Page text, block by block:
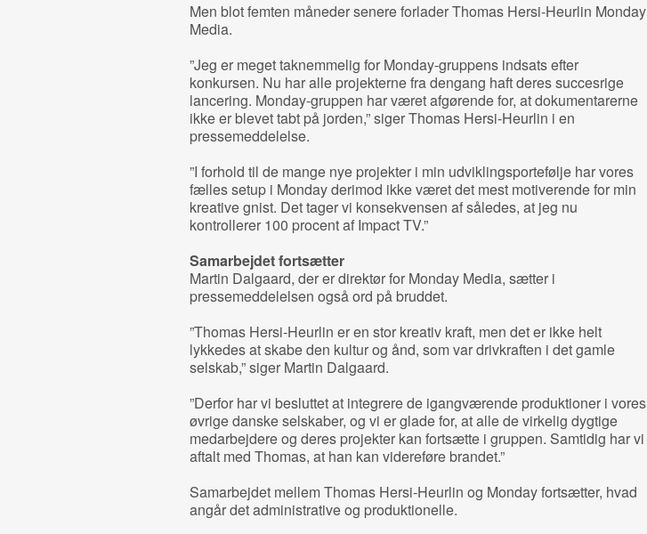
Men blot femten måneder senere forlader Thomas Hersi-Heurlin Monday
Media.
”Jeg er meget taknemmelig for Monday-gruppens indsats efter
konkursen. Nu har alle projekterne fra dengang haft deres succesrige
lancering. Monday-gruppen har været afgørende for, at dokumentarerne
ikke er blevet tabt på jorden,” siger Thomas Hersi-Heurlin i en
pressemeddelelse.
”I forhold til de mange nye projekter i min udviklingsportefølje har vores
fælles setup i Monday derimod ikke været det mest motiverende for min
kreative gnist. Det tager vi konsekvensen af således, at jeg nu
kontrollerer 100 procent af Impact TV.”
Samarbejdet fortsætter
Martin Dalgaard, der er direktør for Monday Media, sætter i
pressemeddelelsen også ord på bruddet.
”Thomas Hersi-Heurlin er en stor kreativ kraft, men det er ikke helt
lykkedes at skabe den kultur og ånd, som var drivkraften i det gamle
selskab,” siger Martin Dalgaard.
”Derfor har vi besluttet at integrere de igangværende produktioner i vores
øvrige danske selskaber, og vi er glade for, at alle de virkelig dygtige
medarbejdere og deres projekter kan fortsætte i gruppen. Samtidig har vi
aftalt med Thomas, at han kan videreføre brandet.”
Samarbejdet mellem Thomas Hersi-Heurlin og Monday fortsætter, hvad
angår det administrative og produktionelle.